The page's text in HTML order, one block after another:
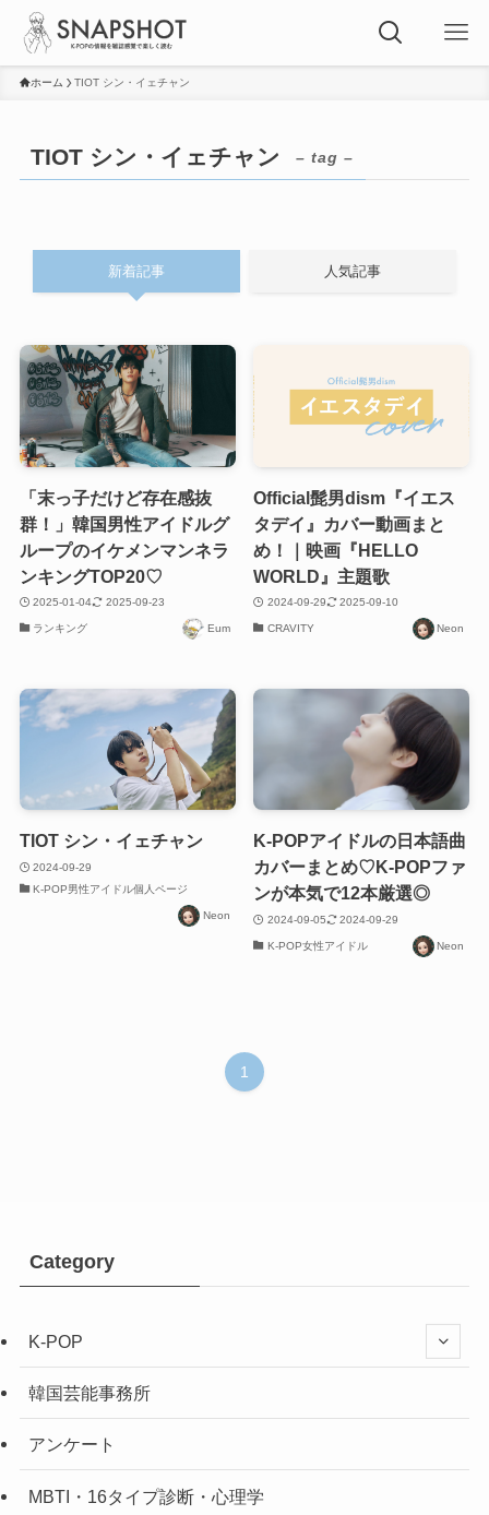
ホーム TIOT シン・イェチャン
TIOT シン・イェチャン – tag –
新着記事 人気記事
「末っ子だけど存在感抜
群！」韓国男性アイドルグ
ループのイケメンマンネラ
ンキングTOP20♡
2025-01-04 2025-09-23
ランキング Eum
Official髭男dism『イエス
タデイ』カバー動画まと
め！｜映画『HELLO
WORLD』主題歌
2024-09-29 2025-09-10
CRAVITY Neon
TIOT シン・イェチャン
2024-09-29
K-POP男性アイドル個人ページ
Neon
K-POPアイドルの日本語曲
カバーまとめ♡K-POPファ
ンが本気で12本厳選◎
2024-09-05 2024-09-29
K-POP女性アイドル Neon
1
Category
K-POP
韓国芸能事務所
アンケート
MBTI・16タイプ診断・心理学